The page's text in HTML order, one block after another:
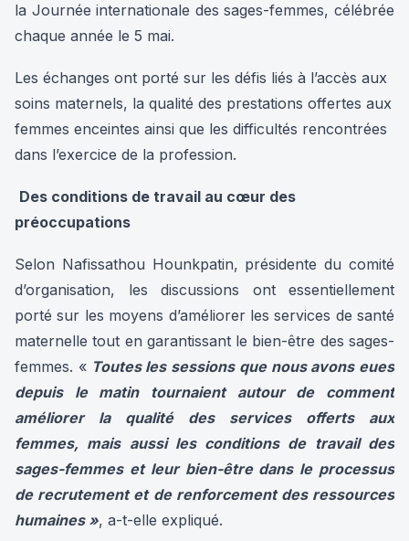
la Journée internationale des sages-femmes, célébrée
chaque année le 5 mai.
Les échanges ont porté sur les défis liés à l’accès aux
soins maternels, la qualité des prestations offertes aux
femmes enceintes ainsi que les difficultés rencontrées
dans l’exercice de la profession.
Des conditions de travail au cœur des
préoccupations
Selon Nafissathou Hounkpatin, présidente du comité
d’organisation, les discussions ont essentiellement
porté sur les moyens d’améliorer les services de santé
maternelle tout en garantissant le bien-être des sages-
femmes. «Toutes les sessions que nous avons eues
depuis le matin tournaient autour de comment
améliorer la qualité des services offerts aux
femmes, mais aussi les conditions de travail des
sages-femmes et leur bien-être dans le processus
de recrutement et de renforcement des ressources
humaines », a-t-elle expliqué.